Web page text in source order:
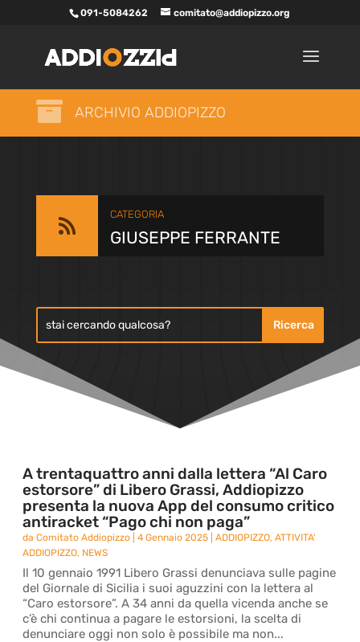
091-5084262 comitato@addiopizzo.org
 ARCHIVIO ADDIOPIZZO

CATEGORIA
GIUSEPPE FERRANTE
A trentaquattro anni dalla lettera “Al Caro
estorsore” di Libero Grassi, Addiopizzo
presenta la nuova App del consumo critico
antiracket “Pago chi non paga”
daComitato Addiopizzo |4 Gennaio 2025 |ADDIOPIZZO,ATTIVITA'
ADDIOPIZZO, NEWS
Il 10 gennaio 1991 Libero Grassi denunciava sulle pagine
del Giornale di Sicilia i suoi aguzzini con la lettera al
“Caro estorsore”. A 34 anni da quella vicenda anche se
c’è chi continua a pagare le estorsioni, la scelta di
denunciare oggi non solo è possibile ma non...